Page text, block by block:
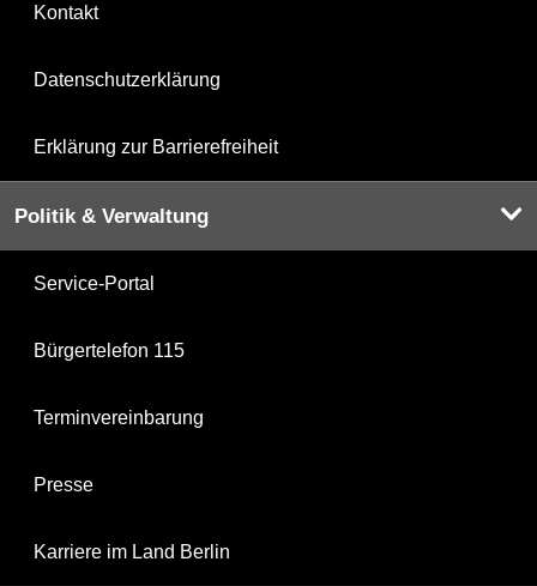
Kontakt
Datenschutzerklärung
Erklärung zur Barrierefreiheit
Politik & Verwaltung
Service-Portal
Bürgertelefon 115
Terminvereinbarung
Presse
Karriere im Land Berlin